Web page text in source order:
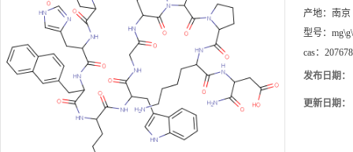
产地： 南京
型号：
cas：
发布日期：
更新日期：